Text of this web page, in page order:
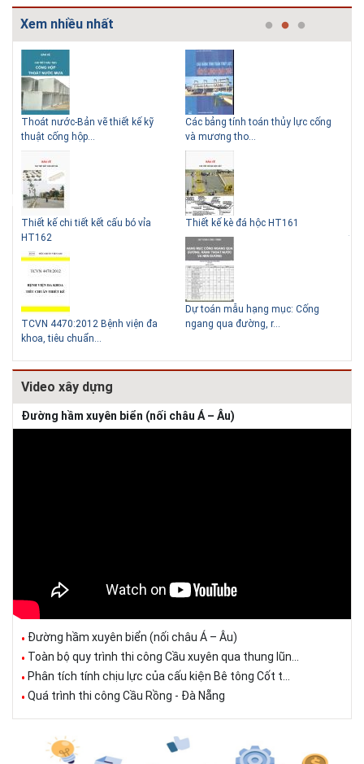
Những ngôi nhà một tầng ít
tiền vẫn đẹp
Lý do nên sử dụng gạch block
để xây nhà
Xem nhiều nhất
Thoát nước-Bản vẽ thiết kế kỹ
thuật cống hộp...
Thiết kế chi tiết kết cấu bó vỉa
HT162
TCVN 4470:2012 Bệnh viện đa
khoa, tiêu chuẩn...
Các bảng tính toán thủy lực cống
và mương tho...
Thiết kế kè đá hộc HT161
Dự toán mẫu hạng mục: Cống
ngang qua đường, r...
Video xây dựng
Đường hầm xuyên biển (nối châu Á – Âu)
Đường hầm xuyên biển (nối châu Á – Âu)
Toàn bộ quy trình thi công Cầu xuyên qua thung lũn...
Phân tích tính chịu lực của cấu kiện Bê tông Cốt t...
Quá trình thi công Cầu Rồng - Đà Nẵng